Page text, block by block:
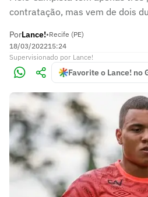
contratação, mas vem de dois
PorLance!•Recife (PE)
18/03/202215:24
Supervisionado por Lance!
Favorite o Lance! no